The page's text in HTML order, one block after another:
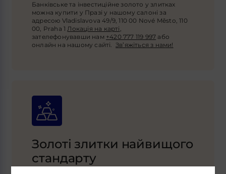
Золоті злитки найвищого
стандарту
Банківське та інвестиційне золото у злитках
можна купити у Празі у нашому салоні за
адресою Vladislavova 49/9, 110 00 Nové Město, 110
00, Praha 1Локація на карті ,
зателефонувавши нам +420 777 119 997 або
онлайн на нашому сайті. Зв’яжіться з нами!